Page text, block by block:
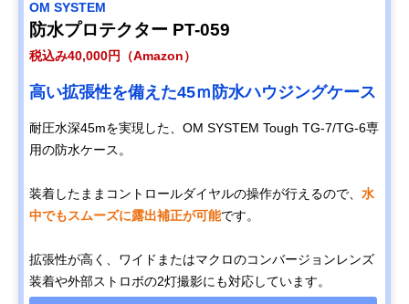
OM SYSTEM
防水プロテクター PT-059
税込み40,000円（Amazon）
高い拡張性を備えた45ｍ防水ハウジングケース
耐圧水深45mを実現した、OM SYSTEM Tough TG-7/TG-6専
用の防水ケース。
装着したままコントロールダイヤルの操作が行えるので、 水
中でもスムーズに露出補正が可能です。
拡張性が高く、ワイドまたはマクロのコンバージョンレンズ
装着や外部ストロボの2灯撮影にも対応しています。